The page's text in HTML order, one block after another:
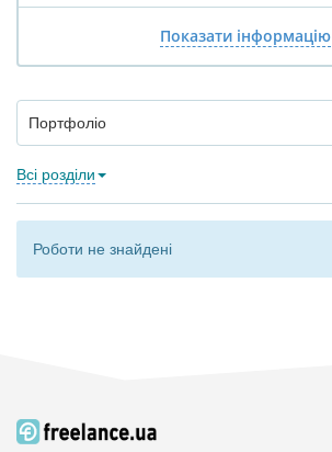
Показати інформацію
Портфоліо
Всі розділи
Роботи не знайдені